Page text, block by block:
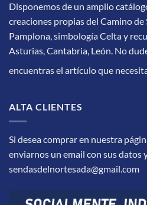
Disponemos de un amplio
creaciones propias del Camino de
Pamplona, simbología Celta y
Asturias, Cantabria, León. No
encuentras el artículo que
ALTA CLIENTES
Si desea comprar en nuestra
enviarnos un email con sus datos
sendasdelnortesada@gmail.com